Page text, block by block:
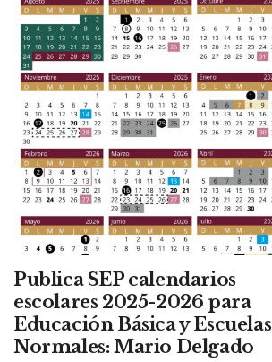
Publica SEP calendarios
escolares 2025-2026 para
Educación Básica y Escuelas
Normales: Mario Delgado